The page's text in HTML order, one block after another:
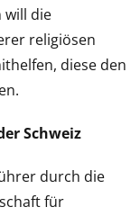
will die
religiösen
diese den
Schweiz
durch die
für